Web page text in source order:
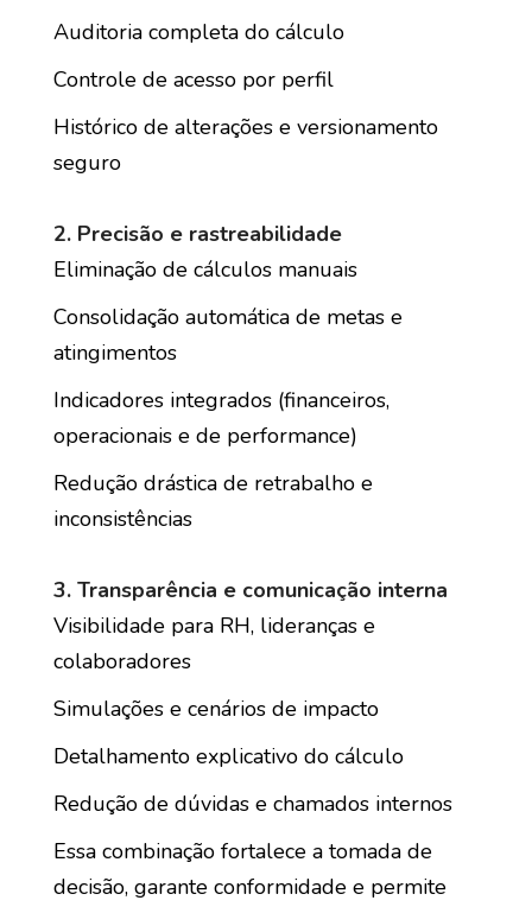
Auditoria completa do cálculo
Controle de acesso por perfil
Histórico de alterações e versionamento
seguro
2. Precisão e rastreabilidade
Eliminação de cálculos manuais
Consolidação automática de metas e
atingimentos
Indicadores integrados (financeiros,
operacionais e de performance)
Redução drástica de retrabalho e
inconsistências
3. Transparência e comunicação interna
Visibilidade para RH, lideranças e
colaboradores
Simulações e cenários de impacto
Detalhamento explicativo do cálculo
Redução de dúvidas e chamados internos
Essa combinação fortalece a tomada de
decisão, garante conformidade e permite